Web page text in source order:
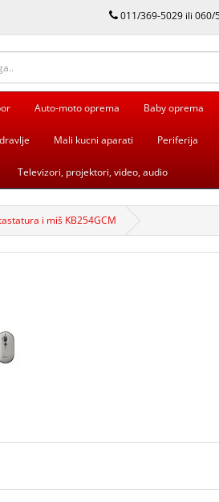
011/369-5029 ili 060/
Auto-moto oprema Baby oprema
Mali kucni aparati Periferija
Televizori, projektori, video, audio
i miš KB254GCM